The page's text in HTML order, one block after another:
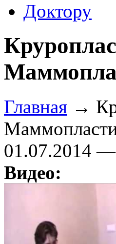
Доктору
Главная →
01.07.2014
Видео: